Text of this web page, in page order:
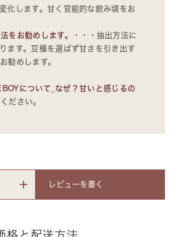
化します。甘く官能的な飲み頃をお
をお勧めします。
・・・抽出方法に
ます。豆種を選ばず甘さを引き出す
勧めします。
について_なぜ？甘いと感じるの
ださい。
レビューを書く